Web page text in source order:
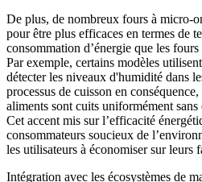
De plus, de nombreux fours à micro-
pour être plus efficaces en termes de
consommation d’énergie que les
Par exemple, certains modèles
détecter les niveaux d'humidité dans
processus de cuisson en
aliments sont cuits uniformément
Cet accent mis sur l’efficacité
consommateurs soucieux de
les utilisateurs à économiser sur leurs
Intégration avec les écosystèmes de